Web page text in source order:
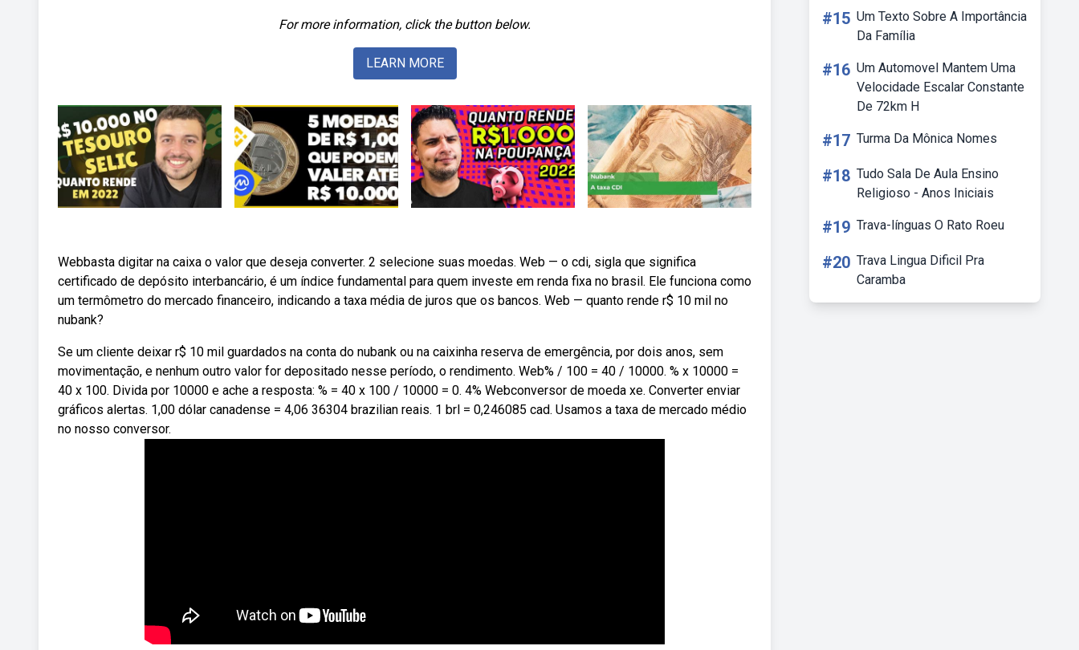
For more information, click the button below.
LEARN MORE
Webbasta digitar na caixa o valor que deseja converter. 2 selecione suas moedas. Web — o cdi, sigla que significa
certificado de depósito interbancário, é um índice fundamental para quem investe em renda fixa no brasil. Ele funciona como
um termômetro do mercado financeiro, indicando a taxa média de juros que os bancos. Web — quanto rende r$ 10 mil no
nubank?
Se um cliente deixar r$ 10 mil guardados na conta do nubank ou na caixinha reserva de emergência, por dois anos, sem
movimentação, e nenhum outro valor for depositado nesse período, o rendimento. Web% / 100 = 40 / 10000. % x 10000 =
40 x 100. Divida por 10000 e ache a resposta: % = 40 x 100 / 10000 = 0. 4% Webconversor de moeda xe. Converter enviar
gráficos alertas. 1,00 dólar canadense = 4,06 36304 brazilian reais. 1 brl = 0,246085 cad. Usamos a taxa de mercado médio
no nosso conversor.
#15 Um Texto Sobre A Importância
Da Família
#16 Um Automovel Mantem Uma
Velocidade Escalar Constante
De 72km H
#17 Turma Da Mônica Nomes
#18 Tudo Sala De Aula Ensino
Religioso - Anos Iniciais
#19 Trava-línguas O Rato Roeu
#20 Trava Lingua Dificil Pra
Caramba